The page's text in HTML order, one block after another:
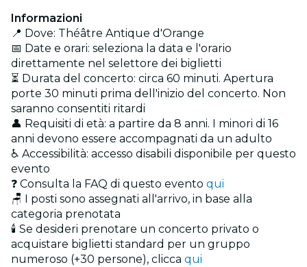
Informazioni
📍 Dove: Théâtre Antique d'Orange
📅 Date e orari: seleziona la data e l'orario
direttamente nel selettore dei biglietti
⏳ Durata del concerto: circa 60 minuti. Apertura
porte 30 minuti prima dell'inizio del concerto. Non
saranno consentiti ritardi
👤 Requisiti di età: a partire da 8 anni. I minori di 16
anni devono essere accompagnati da un adulto
♿ Accessibilità: accesso disabili disponibile per questo
evento
❓ Consulta la FAQ di questo evento qui
🪑 I posti sono assegnati all'arrivo, in base alla
categoria prenotata
🕯️ Se desideri prenotare un concerto privato o
acquistare biglietti standard per un gruppo
numeroso (+30 persone), clicca qui